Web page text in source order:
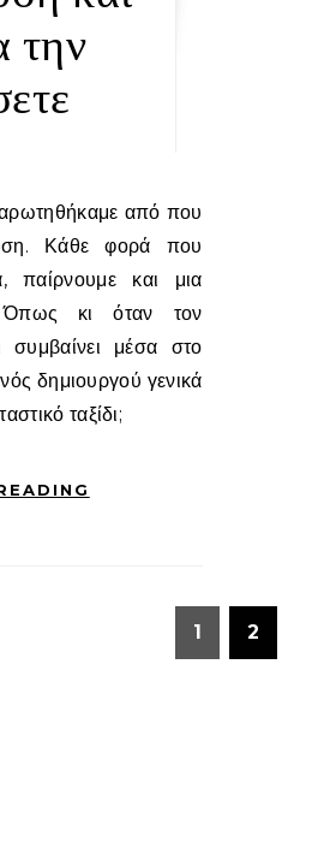
την
από που
Κάθε φορά που
παίρνουμε και μια
Όπως κι όταν τον
συμβαίνει μέσα στο
δημιουργού γενικά
ταξίδι;
1 2